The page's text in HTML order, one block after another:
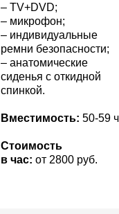
– TV+DVD;
– микрофон;
– индивидуальные
ремни безопасности;
– анатомические
сиденья с откидной
спинкой.
Вместимость: 50-59
Стоимость
в час: от 2800 руб.